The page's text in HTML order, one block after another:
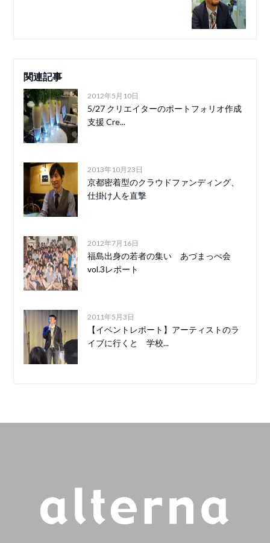
関連記事
2012年5月10日
5/27 クリエイターのポートフォリオ作成
支援 Cre...
2013年10月23日
京都密着型のクラウドファンディング、
仕掛け人を直撃
2012年7月16日
福島出身の若者の集い あづまっぺ会
vol.3レポート
2011年5月3日
【イベントレポート】アーティストのラ
イブに行くと 学校...